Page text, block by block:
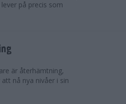
på precis som
är återhämtning,
nå nya nivåer i sin